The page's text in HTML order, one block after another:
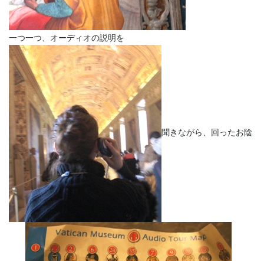
一つ一つ、オーディオの説明を
聞きながら、回ったお陰